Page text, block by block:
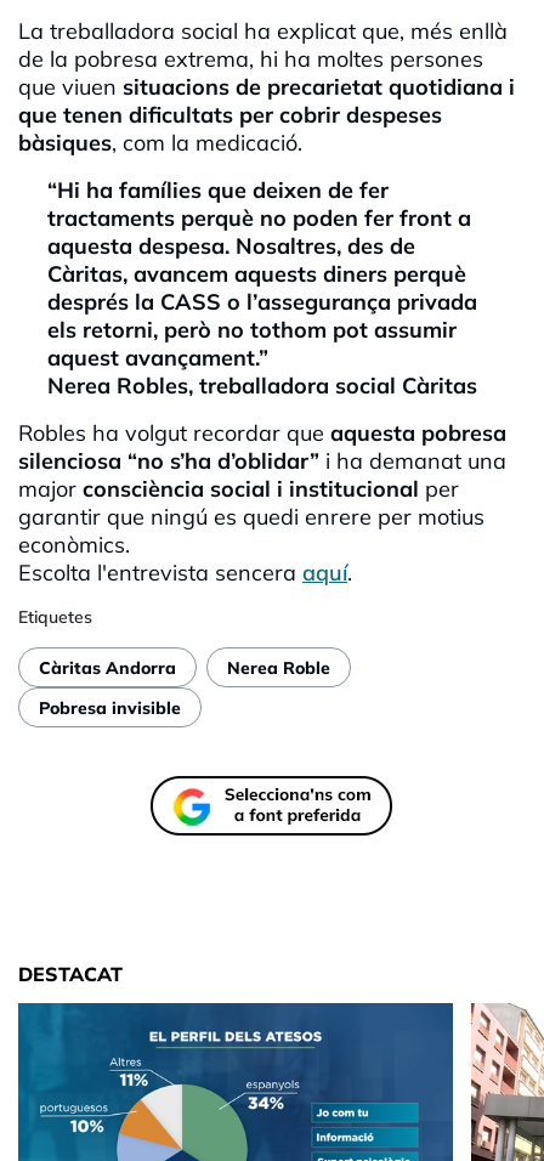
La treballadora social ha explicat que, més enllà
de la pobresa extrema, hi ha moltes persones
que viuen situacions de precarietat quotidiana i
que tenen dificultats per cobrir despeses
bàsiques, com la medicació.
“Hi ha famílies que deixen de fer
tractaments perquè no poden fer front a
aquesta despesa. Nosaltres, des de
Càritas, avancem aquests diners perquè
després la CASS o l’assegurança privada
els retorni, però no tothom pot assumir
aquest avançament.”
Nerea Robles, treballadora social Càritas
Robles ha volgut recordar que aquesta pobresa
silenciosa “no s’ha d’oblidar” i ha demanat una
major consciència social i institucional per
garantir que ningú es quedi enrere per motius
econòmics.
Escolta l'entrevista sencera aquí.
Etiquetes
Càritas Andorra
Nerea Roble
Pobresa invisible
DESTACAT